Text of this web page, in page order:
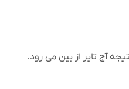
آج تایر از بین می رود.